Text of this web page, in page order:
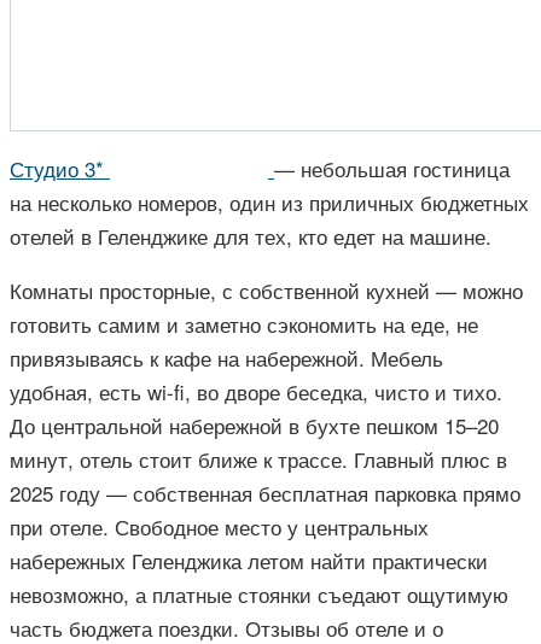
Студио 3*
— небольшая гостиница
на несколько номеров, один из приличных бюджетных
отелей в Геленджике для тех, кто едет на машине.
Комнаты просторные, с собственной кухней — можно
готовить самим и заметно сэкономить на еде, не
привязываясь к кафе на набережной. Мебель
удобная, есть wi-fi, во дворе беседка, чисто и тихо.
До центральной набережной в бухте пешком 15–20
минут, отель стоит ближе к трассе. Главный плюс в
2025 году — собственная бесплатная парковка прямо
при отеле. Свободное место у центральных
набережных Геленджика летом найти практически
невозможно, а платные стоянки съедают ощутимую
часть бюджета поездки. Отзывы об отеле и о